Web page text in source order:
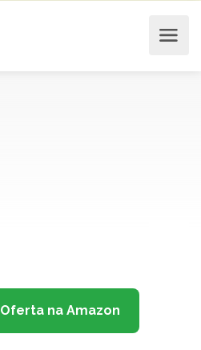
Oferta na Amazon